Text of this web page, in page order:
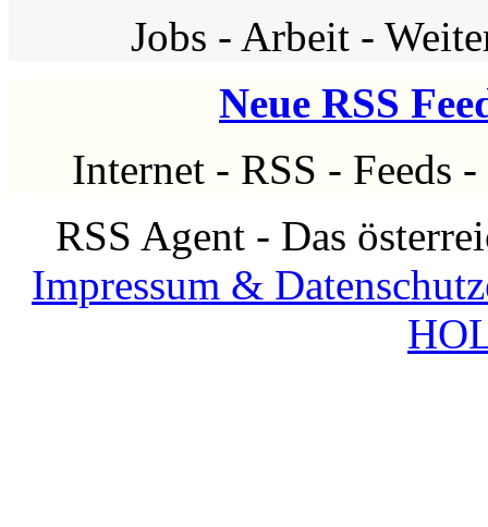
Jobs - Arbeit-
Neue RSS
Internet- RSS - Feeds -
RSS Agent - Das
Impressum &